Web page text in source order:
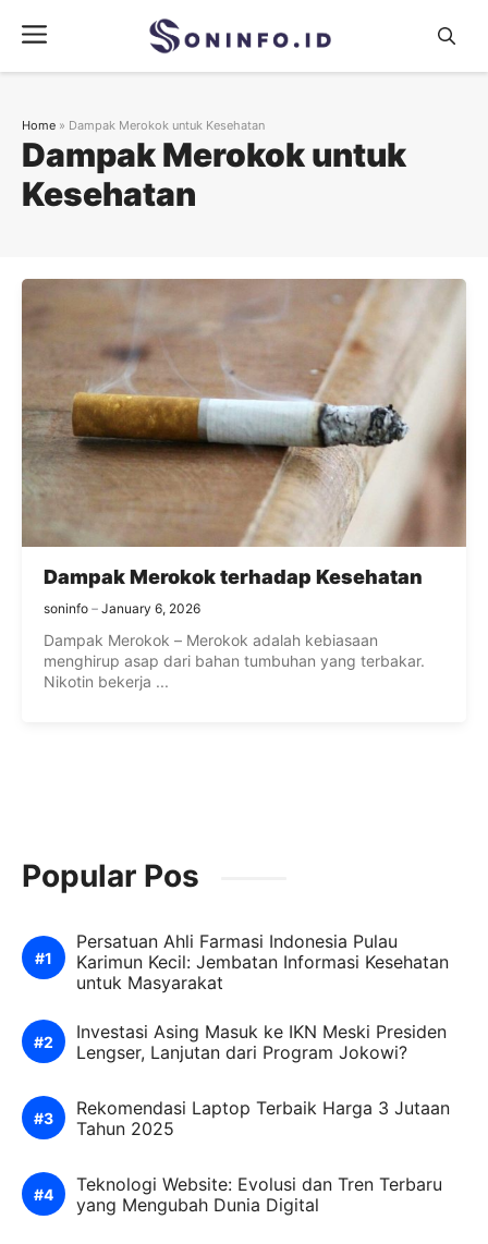
content
Menu
Dampak Merokok untuk
Kesehatan
Home » Dampak Merokok untuk Kesehatan
Dampak Merokok terhadap Kesehatan
soninfo January 6, 2026
Dampak Merokok – Merokok adalah kebiasaan
menghirup asap dari bahan tumbuhan yang terbakar.
Nikotin bekerja ...
Popular Pos
Persatuan Ahli Farmasi Indonesia Pulau
Karimun Kecil: Jembatan Informasi Kesehatan
untuk Masyarakat
Investasi Asing Masuk ke IKN Meski Presiden
Lengser, Lanjutan dari Program Jokowi?
Rekomendasi Laptop Terbaik Harga 3 Jutaan
Tahun 2025
Teknologi Website: Evolusi dan Tren Terbaru
yang Mengubah Dunia Digital